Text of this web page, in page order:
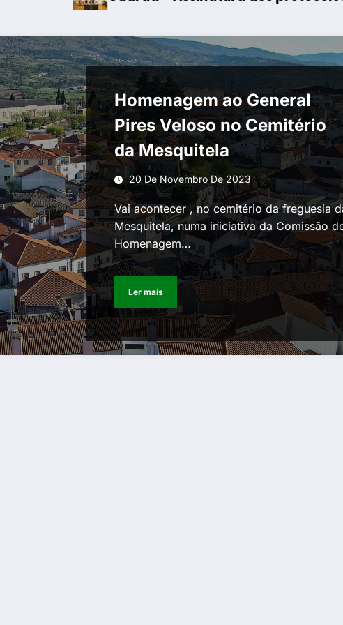
Homenagem ao General
Pires Veloso no Cemitério
da Mesquitela
20 De Novembro De 2023
Vai acontecer , no cemitério da freguesia
Mesquitela, numa iniciativa da Comissão
Homenagem…
Ler mais